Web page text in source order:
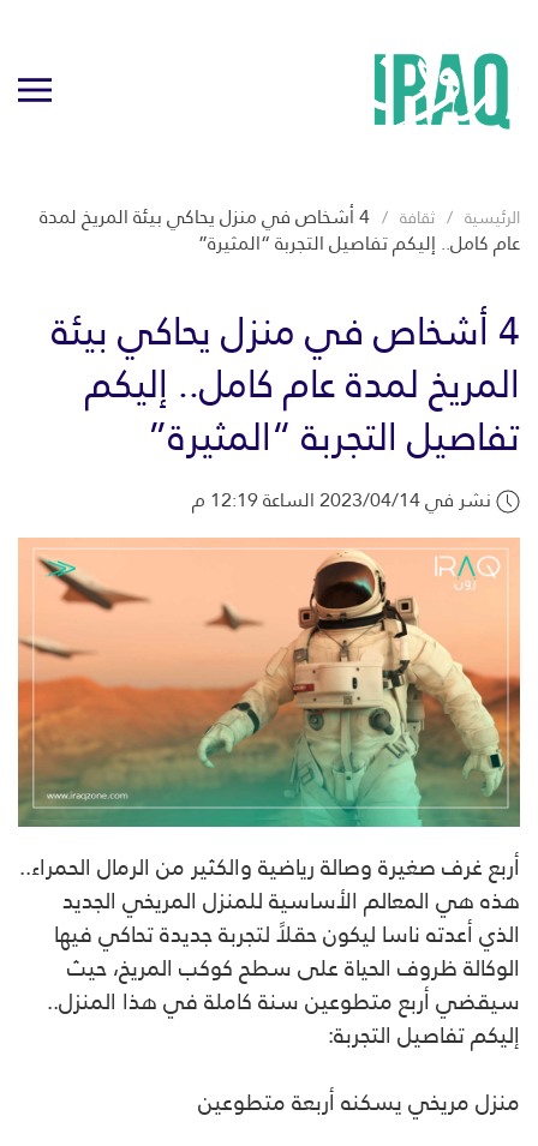
الرئيسية ثقافة 4 أشخاص في منزل يحاكي بيئة المريخ لمدة
عام كامل.. إليكم تفاصيل التجربة “المثيرة”
4 أشخاص في منزل يحاكي بيئة
المريخ لمدة عام كامل.. إليكم
تفاصيل التجربة “المثيرة”
نشر في 2023/04/14 الساعة 12:19 م
أربع غرف صغيرة وصالة رياضية والكثير من الرمال الحمراء..
هذه هي المعالم الأساسية للمنزل المريخي الجديد
الذي أعدته ناسا ليكون حقلاً لتجربة جديدة تحاكي فيها
الوكالة ظروف الحياة على سطح كوكب المريخ، حيث
سيقضي أربع متطوعين سنة كاملة في هذا المنزل..
إليكم تفاصيل التجربة:
منزل مريخي يسكنه أربعة متطوعين